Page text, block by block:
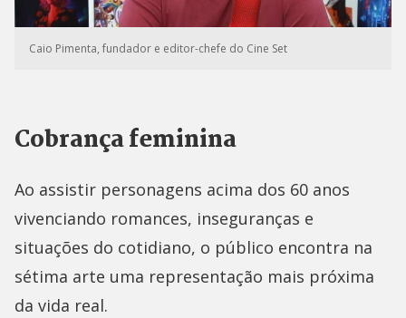
Caio Pimenta, fundador e editor-chefe do Cine Set
Cobrança feminina
Ao assistir personagens acima dos 60 anos
vivenciando romances, inseguranças e
situações do cotidiano, o público encontra na
sétima arte uma representação mais próxima
da vida real.